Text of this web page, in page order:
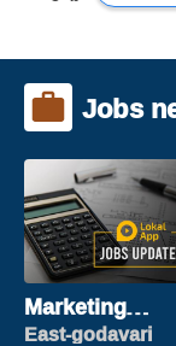
Jobs
Marketing
Executive
East-godavari